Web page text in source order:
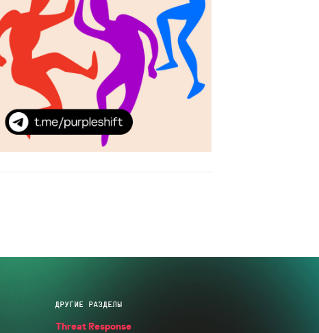
ДРУГИЕ РАЗДЕЛЫ
Threat Response